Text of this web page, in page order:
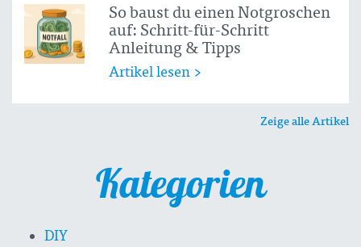
So baust du einen Notgroschen
auf: Schritt-für-Schritt
Anleitung & Tipps
Artikel lesen >
Zeige alle Artikel
Kategorien
DIY